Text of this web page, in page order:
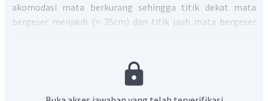
akomodasi mata berkurang sehingga titik dekat mata
bergeser menjauh (> 25cm) dan titik jauh mata bergeser
itu jawaban yang benar adalah D.